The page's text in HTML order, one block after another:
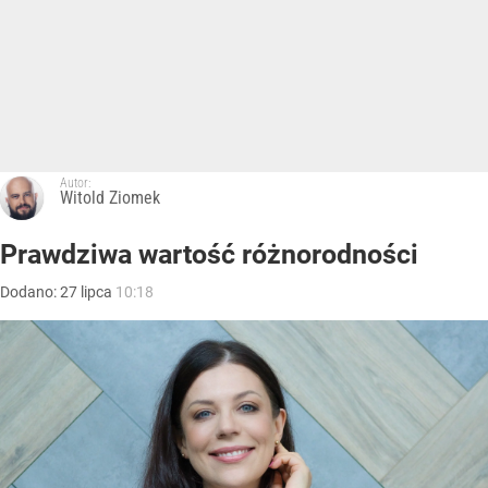
Autor:
Witold Ziomek
Prawdziwa wartość różnorodności
Dodano:27 lipca 10:18